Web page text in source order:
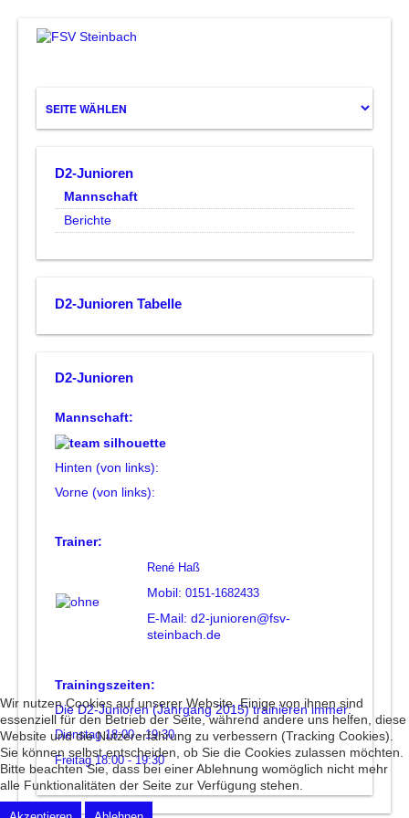
D2-Junioren
Mannschaft
Berichte
D2-Junioren Tabelle
D2-Junioren
Mannschaft:
Hinten (von links):
Vorne (von links):
Trainer:
René Haß
Mobil: 0151-1682433
E-Mail: d2-junioren@fsv-
steinbach.de
Trainingszeiten:
Die D2-Junioren (Jahrgang 2015) trainieren immer:
Dienstag 18:00 - 19:30
Freitag 18:00 - 19:30
Wir nutzen Cookies auf unserer Website. Einige von ihnen sind
essenziell für den Betrieb der Seite, während andere uns helfen, diese
Website und die Nutzererfahrung zu verbessern (Tracking Cookies).
Sie können selbst entscheiden, ob Sie die Cookies zulassen möchten.
Bitte beachten Sie, dass bei einer Ablehnung womöglich nicht mehr
alle Funktionalitäten der Seite zur Verfügung stehen.